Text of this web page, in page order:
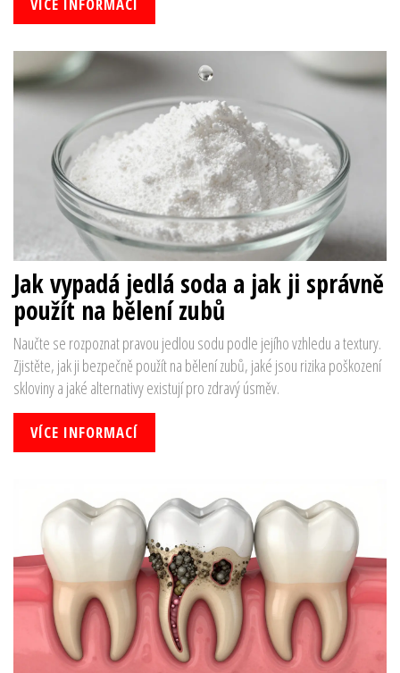
VÍCE INFORMACÍ
Jak vypadá jedlá soda a jak ji správně
použít na bělení zubů
Naučte se rozpoznat pravou jedlou sodu podle jejího vzhledu a textury.
Zjistěte, jak ji bezpečně použít na bělení zubů, jaké jsou rizika poškození
skloviny a jaké alternativy existují pro zdravý úsměv.
VÍCE INFORMACÍ